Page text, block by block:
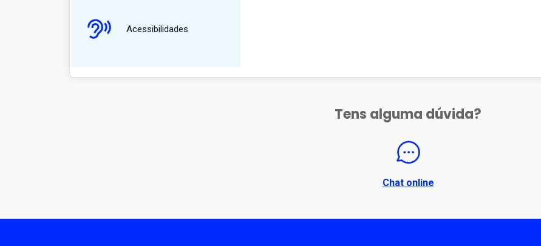
Acessibilidades
Tens alguma dúvida?
Chat online